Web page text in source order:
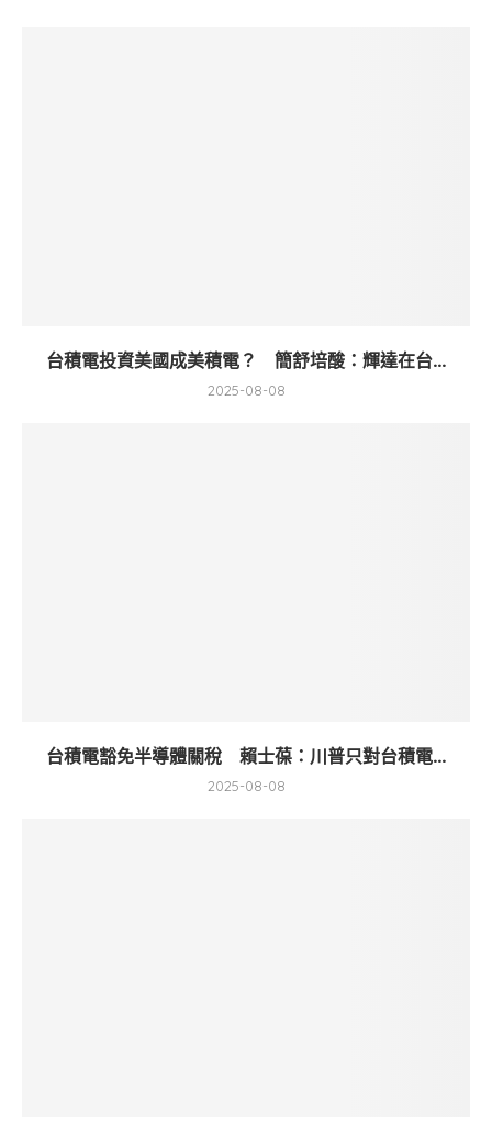
台積電投資美國成美積電？ 簡舒培酸：輝達在台...
2025-08-08
台積電豁免半導體關稅 賴士葆：川普只對台積電...
2025-08-08